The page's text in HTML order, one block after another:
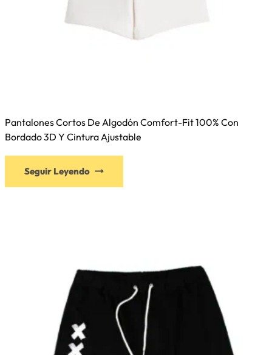
Pantalones Cortos De Algodón Comfort-Fit 100% Con
Bordado 3D Y Cintura Ajustable
Seguir Leyendo